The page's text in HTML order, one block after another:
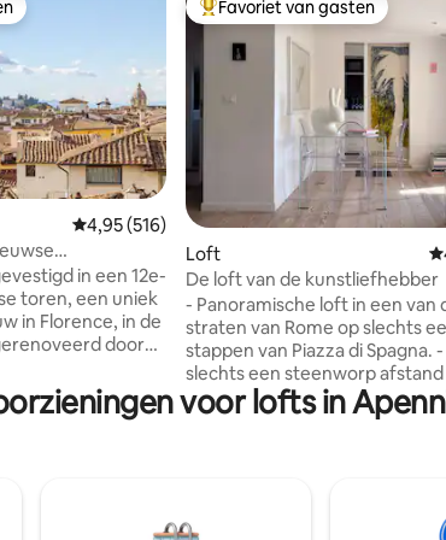
5, 136 recensies
Gemiddelde beoordeling van 4,95 uit 5, 516
4,95 (516)
in een 12e-
toren, een uniek
in Florence, in de
door
onlangs
vooraanstaande
je
Topfavoriet van gasten
Favoriet van gasten
Loft
De loft van de kunstliefhebber
- Panoramische loft in een van
straten van Rome op slechts
stappen van Piazza di Spagna. - Op
slechts een steenworp afstand
belangrijkste
Zeer goed gepositioneerd en
Designmeubelen en
veilig. - Grote ramen. - Zonnig terras met
voor lofts in